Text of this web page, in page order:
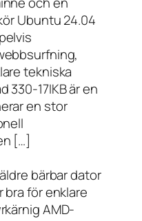
Ubuntu 24.04
tekniska
330-17IKB är en
en stor
[…]
bärbar dator
för enklare
AMD-